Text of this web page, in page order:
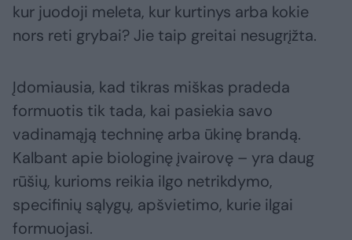
kur juodoji meleta, kur kurtinys arba kokie
nors reti grybai? Jie taip greitai nesugrįžta.
Įdomiausia, kad tikras miškas pradeda
formuotis tik tada, kai pasiekia savo
vadinamąją techninę arba ūkinę brandą.
Kalbant apie biologinę įvairovę – yra daug
rūšių, kurioms reikia ilgo netrikdymo,
specifinių sąlygų, apšvietimo, kurie ilgai
formuojasi.